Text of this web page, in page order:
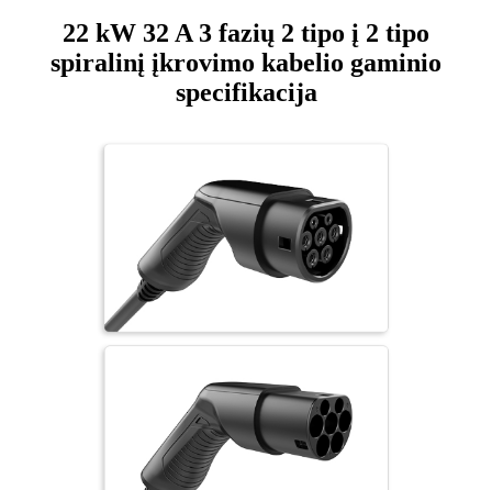
22 kW 32 A 3 fazių 2 tipo į 2 tipo
spiralinį įkrovimo kabelio gaminio
specifikacija